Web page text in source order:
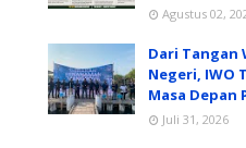
Agustus 02,
Dari Tangan
Negeri, IWO
Masa Depan
Juli 31, 2026